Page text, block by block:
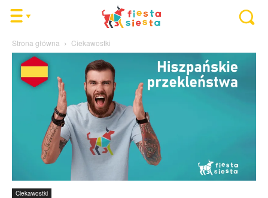
Strona główna Ciekawostki
Ciekawostki